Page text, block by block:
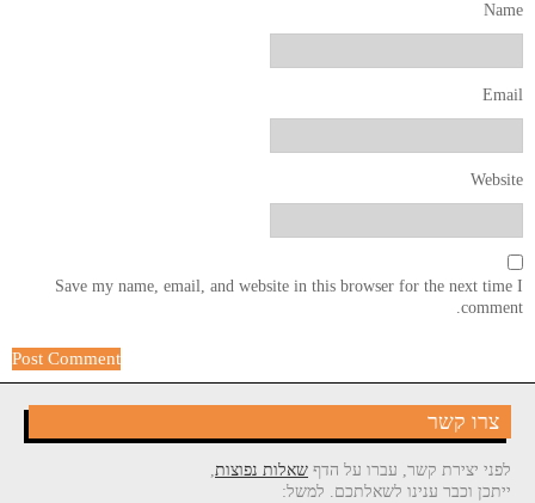
Name
Email
Website
Save my name, email, and website in this browser for the next time I
comment.
צרו קשר
לפני יצירת קשר, עברו על הדף שאלות נפוצות,
ייתכן וכבר ענינו לשאלתכם. למשל: